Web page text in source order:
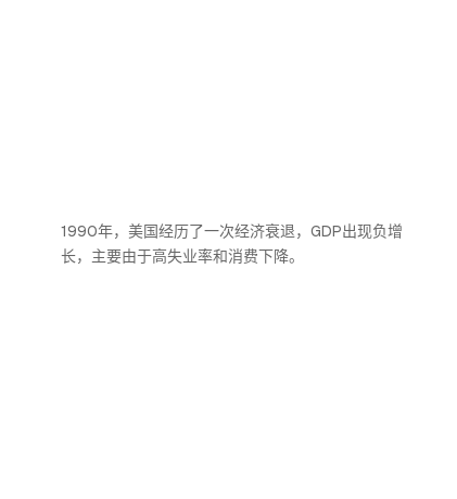
1990年，美国经历了一次经济衰退，GDP出现负增
长，主要由于高失业率和消费下降。